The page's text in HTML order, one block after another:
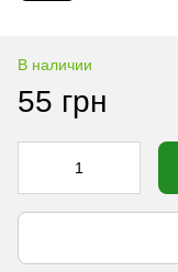
В наличии
55 грн